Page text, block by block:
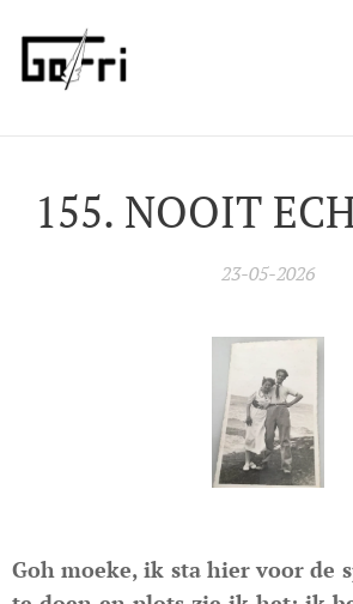
155. NOOIT
23-05-2026
Goh moeke, ik sta hier voor de